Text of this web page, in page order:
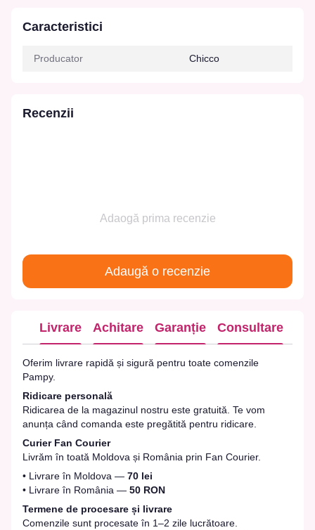
Caracteristici
Producator Chicco
Recenzii
Adaogă prima recenzie
Adaugă o recenzie
Livrare Achitare Garanție Consultare
Oferim livrare rapidă și sigură pentru toate comenzile
Pampy.
Ridicare personală
Ridicarea de la magazinul nostru este gratuită. Te vom
anunța când comanda este pregătită pentru ridicare.
Curier Fan Courier
Livrăm în toată Moldova și România prin Fan Courier.
• Livrare în Moldova — 70 lei
• Livrare în România — 50 RON
Termene de procesare și livrare
Comenzile sunt procesate în 1–2 zile lucrătoare.